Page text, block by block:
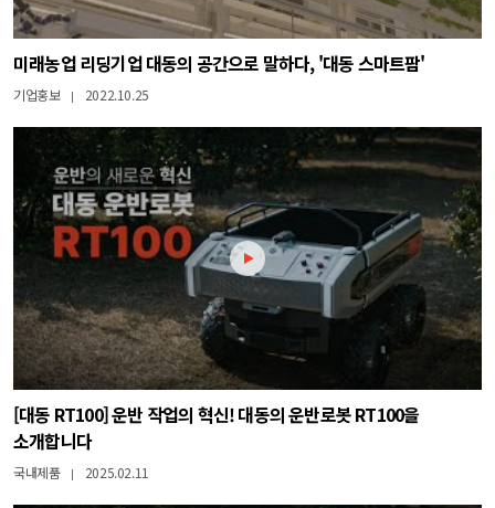
미래농업 리딩기업 대동의 공간으로 말하다, '대동 스마트팜'
기업홍보 | 2022.10.25
[대동 RT100] 운반 작업의 혁신! 대동의 운반로봇 RT100을
소개합니다
국내제품 | 2025.02.11